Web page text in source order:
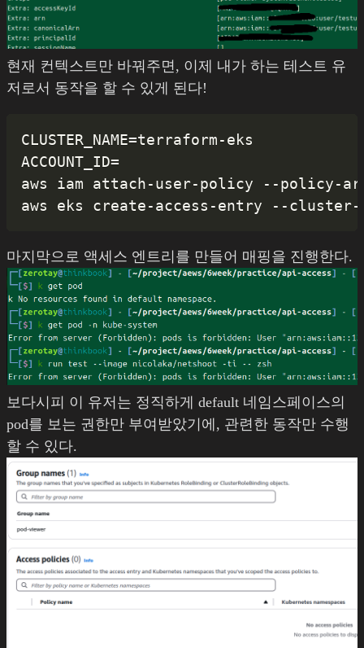
현재 컨텍스트만 바꿔주면, 이제 내가 하는 테스트 유
저로서 동작을 할 수 있게 된다!
CLUSTER_NAME=terraform-eks
ACCOUNT_ID=
aws iam attach-user-policy --policy-
마지막으로 액세스 엔트리를 만들어 매핑을 진행한다.
보다시피 이 유저는 정직하게 default 네임스페이스의
pod를 보는 권한만 부여받았기에, 관련한 동작만 수행
할 수 있다.